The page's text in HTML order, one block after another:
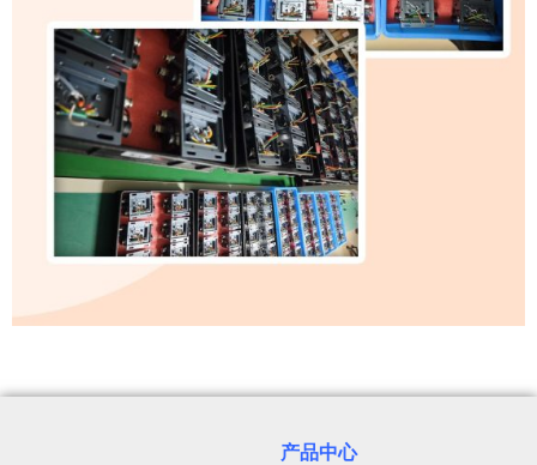
产品中心